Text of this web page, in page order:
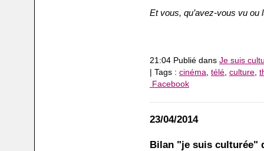
Et vous, qu’avez-vous vu ou
21:04 Publié dans Je suis
| Tags : cinéma, télé, culture,
Facebook
23/04/2014
Bilan "je suis culturée"